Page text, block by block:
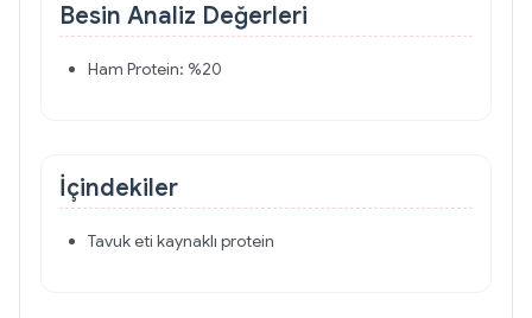
Besin Analiz Değerleri
Ham Protein: %20
İçindekiler
Tavuk eti kaynaklı protein